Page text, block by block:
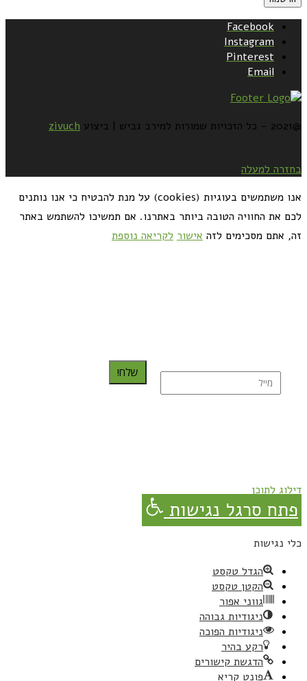
Facebook
Instagram
Pinterest
Email
@2021 - כל הזכויות שמורות למירב גביש | ביצוע zivuch
בחזרה למעלה
אנו משתמשים בעוגיות (cookies) על מנת להבטיח כי אנו נותנים
לכם את החוויה הטובה ביותר באתרנו. אם תמשיכו להשתמש באתר
זה, אתם מסכימים לזה אישור לקריאה נוספת
שלח!
דילוג לתוכן
פתח סרגל נגישות
כלי נגישות
הגדל טקסט
הקטן טקסט
גווני אפור
ניגודיות גבוהה
ניגודיות הפוכה
רקע בהיר
הדגשת קישורים
פונט קריא